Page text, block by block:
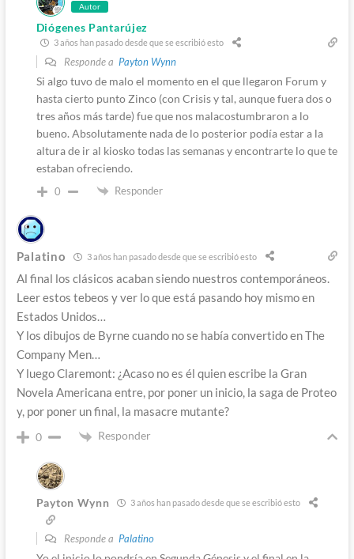
Autor
Diógenes Pantarújez
3 años han pasado desde que se escribió esto
Responde a Payton Wynn
Si algo tuvo de malo el momento en el que llegaron Forum y
hasta cierto punto Zinco (con Crisis y tal, aunque fuera dos o
tres años más tarde) fue que nos malacostumbraron a lo
bueno. Absolutamente nada de lo posterior podía estar a la
altura de ir al kiosko todas las semanas y encontrarte lo que te
estaban ofreciendo.
0 Responder
Palatino 3 años han pasado desde que se escribió esto
Al final los clásicos acaban siendo nuestros contemporáneos.
Leer estos tebeos y ver lo que está pasando hoy mismo en
Estados Unidos…
Y los dibujos de Byrne cuando no se había convertido en The
Company Men…
Y luego Claremont: ¿Acaso no es él quien escribe la Gran
Novela Americana entre, por poner un inicio, la saga de Proteo
y, por poner un final, la masacre mutante?
0 Responder
Payton Wynn 3 años han pasado desde que se escribió esto
Responde a Palatino